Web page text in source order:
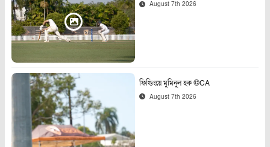
August 7th 2026
ফিল্ডিংয়ে মুমিনুল হক ©CA
August 7th 2026